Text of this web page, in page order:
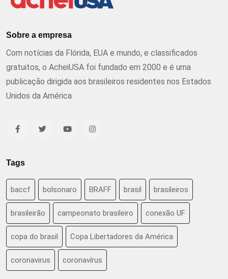
Sobre a empresa
Com notícias da Flórida, EUA e mundo, e classificados
gratuitos, o AcheiUSA foi fundado em 2000 e é uma
publicação dirigida aos brasileiros residentes nos Estados
Unidos da América
Tags
baccf bolsonaro BRAFF brasil brasileiros
brasileirão campeonato brasileiro conexão UF
copa do brasil Copa Libertadores da América
coronavirus coronavírus